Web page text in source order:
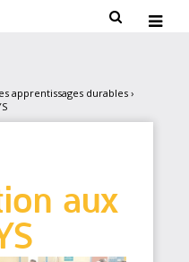
 
apprentissages durables ›
aux